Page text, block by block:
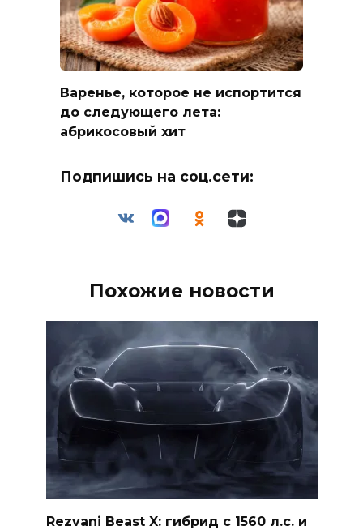
Варенье, которое не испортится
до следующего лета:
абрикосовый хит
Подпишись на соц.сети:
Похожие новости
Rezvani Beast X: гибрид с 1560 л.с. и